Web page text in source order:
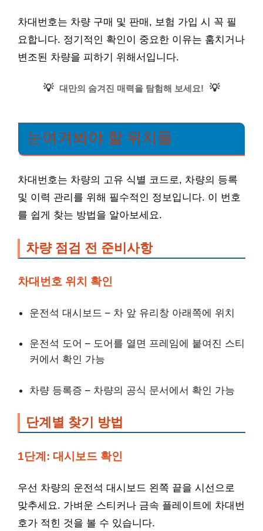
차대번호는 차량 구매 및 판매, 보험 가입 시 꼭 필
요합니다. 정기적인 확인이 중요한 이유는 훔치거나
변조된 차량을 피하기 위해서입니다.
💡 대만의 숨겨진 매력을 탐험해 보세요! 💡
눈여겨봐야 할 위치들
차대번호는 차량의 고유 식별 코드로, 차량의 등록
및 이력 관리를 위해 필수적인 정보입니다. 이 번호
를 쉽게 찾는 방법을 알아보세요.
차량 점검 전 준비사항
차대번호 위치 확인
운전석 대시보드 – 차 앞 유리창 아래쪽에 위치
운전석 도어 – 도어를 열면 프레임에 붙여진 스티
커에서 확인 가능
차량 등록증 – 차량의 공식 문서에서 확인 가능
단계별 찾기 방법
1단계: 대시보드 확인
우선 차량의 운전석 대시보드 왼쪽 끝을 시선으로
맞추세요. 가벼운 스티커나 금속 플레이트에 차대번
호가 적힌 것을 볼 수 있습니다.